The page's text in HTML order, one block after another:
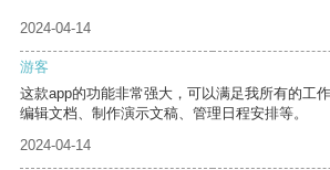
2024-04-14
游客
这款app的功能非常强大，可以满足我所有的工
编辑文档、制作演示文稿、管理日程安排等。
2024-04-14